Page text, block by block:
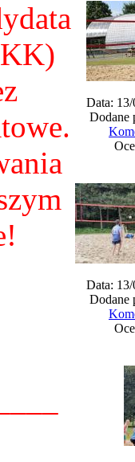
Data:
Dodane
Data:
Dodane